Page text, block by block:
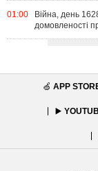
01:00
Війна, день
домовленості
🍏 APP
▶️